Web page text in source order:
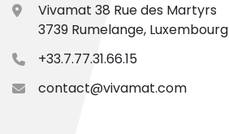
Vivamat 38 Rue des Martyrs
3739 Rumelange, Luxembourg
+33.7.77.31.66.15
contact@vivamat.com